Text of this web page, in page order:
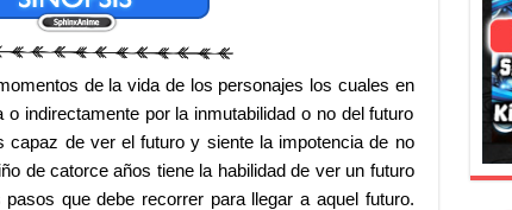
de la vida de los personajes los cuales en
indirectamente por la inmutabilidad o no del futuro
capaz de ver el futuro y siente la impotencia de no
de catorce años tiene la habilidad de ver un futuro
que debe recorrer para llegar a aquel futuro.